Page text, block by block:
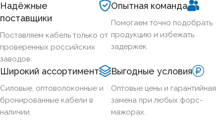
Надёжные
поставщики
Поставляем кабель только от
проверенных российских
заводов.
Опытная команда
Помогаем точно подобрать
продукцию и избежать
задержек.
Широкий ассортимент
Силовые, оптоволоконные и
бронированные кабели в
наличии.
Выгодные условия
Оптовые цены и гарантийная
замена при любых форс-
мажорах.